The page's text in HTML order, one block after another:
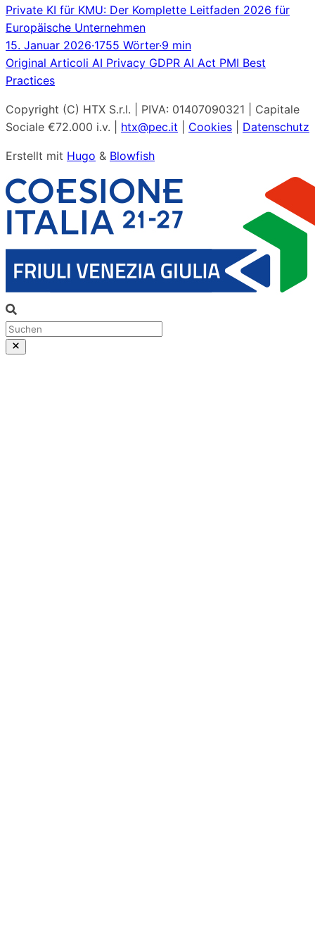
Private KI für KMU: Der Komplette Leitfaden 2026 für
Europäische Unternehmen
15. Januar 2026·1755 Wörter·9 min
Original Articoli AI Privacy GDPR AI Act PMI Best
Practices
Copyright (C) HTX S.r.l. | PIVA: 01407090321 | Capitale
Sociale €72.000 i.v. | htx@pec.it Cookies Datenschutz
Erstellt mit Hugo & Blowfish